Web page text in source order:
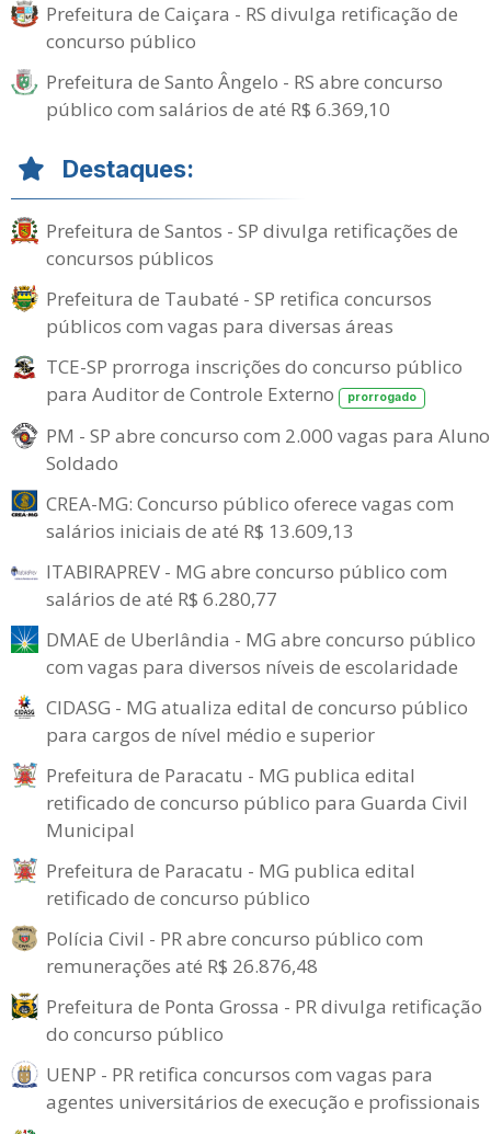
Prefeitura de Caiçara - RS divulga retificação de
concurso público
Prefeitura de Santo Ângelo - RS abre concurso
público com salários de até R$ 6.369,10
Destaques:
Prefeitura de Santos - SP divulga retificações de
concursos públicos
Prefeitura de Taubaté - SP retifica concursos
públicos com vagas para diversas áreas
TCE-SP prorroga inscrições do concurso público
para Auditor de Controle Externo
prorrogado
PM - SP abre concurso com 2.000 vagas para
Soldado
CREA-MG: Concurso público oferece vagas com
salários iniciais de até R$ 13.609,13
ITABIRAPREV - MG abre concurso público com
salários de até R$ 6.280,77
DMAE de Uberlândia - MG abre concurso público
com vagas para diversos níveis de escolaridade
CIDASG - MG atualiza edital de concurso público
para cargos de nível médio e superior
Prefeitura de Paracatu - MG publica edital
retificado de concurso público para Guarda Civil
Municipal
Prefeitura de Paracatu - MG publica edital
retificado de concurso público
Polícia Civil - PR abre concurso público com
remunerações até R$ 26.876,48
Prefeitura de Ponta Grossa - PR divulga retificação
do concurso público
UENP - PR retifica concursos com vagas para
agentes universitários de execução e profissionais